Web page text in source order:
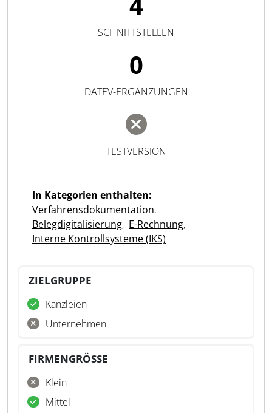
SCHNITTSTELLEN
0
DATEV-ERGÄNZUNGEN
TESTVERSION
In Kategorien enthalten:
Verfahrensdokumentation,
Belegdigitalisierung, E-Rechnung,
Interne Kontrollsysteme (IKS)
ZIELGRUPPE
Kanzleien
Unternehmen
FIRMENGRÖSSE
Klein
Mittel